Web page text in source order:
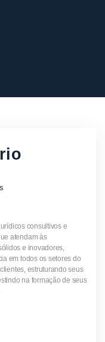
consultivos e
atendam às
e inovadores,
em todos os setores do
estruturando seus
na formação de seus